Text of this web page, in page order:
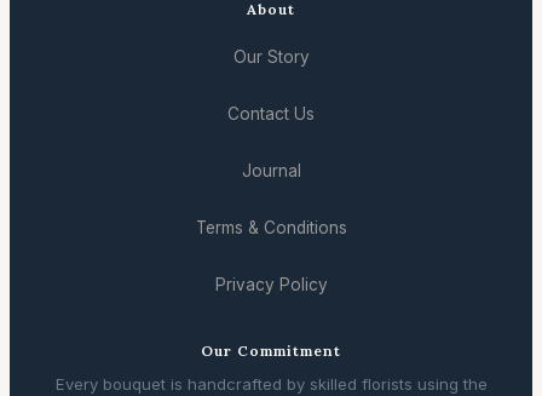
About
Our Story
Contact Us
Journal
Terms & Conditions
Privacy Policy
Our Commitment
Every bouquet is handcrafted by skilled florists using the